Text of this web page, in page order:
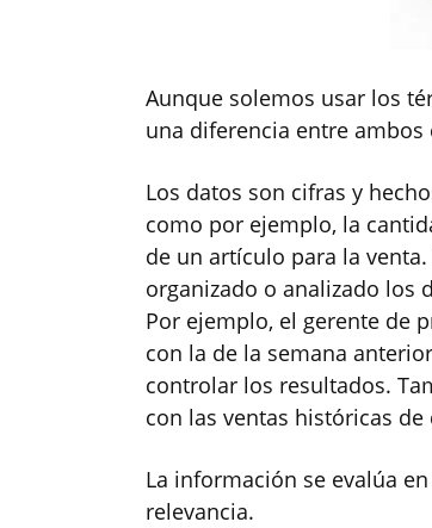
Aunque solemos usar los
una diferencia entre ambos
Los datos son cifras y
como por ejemplo, la
de un artículo para la
organizado o analizado los
Por ejemplo, el gerente de
con la de la semana
controlar los resultados.
con las ventas históricas
La información se evalúa
relevancia.